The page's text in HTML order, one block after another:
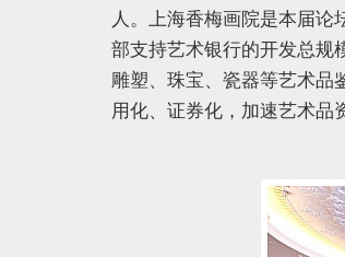
人。上海香梅画院是本届论
部支持艺术银行的开发总规
雕塑、珠宝、瓷器等艺术品
用化、证券化，加速艺术品